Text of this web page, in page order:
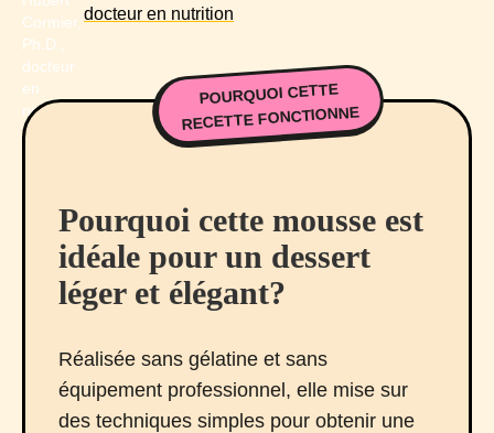
docteur en nutrition
POURQUOI CETTE
RECETTE FONCTIONNE
Pourquoi cette mousse est
idéale pour un dessert
léger et élégant?
Réalisée sans gélatine et sans
équipement professionnel, elle mise sur
des techniques simples pour obtenir une